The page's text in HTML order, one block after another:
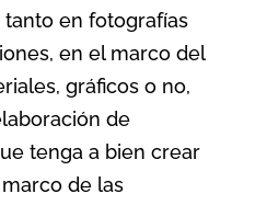
tanto en fotografías
en el marco del
gráficos o no,
de
tenga a bien crear
marco de las